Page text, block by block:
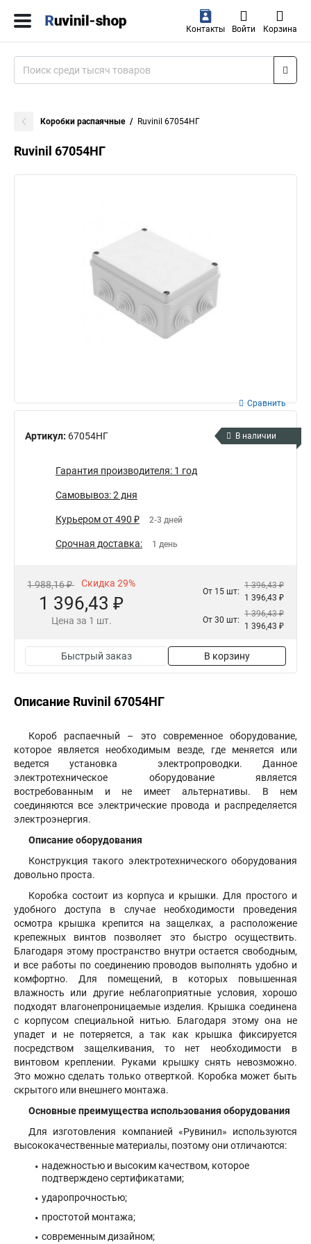
Контакты Войти Корзина
Коробки распаячные Ruvinil 67054НГ
Ruvinil 67054НГ
Артикул: 67054НГ
Сравнить
В наличии
Гарантия производителя: 1 год
Самовывоз: 2 дня
Курьером от 490 ₽ 2-3 дней
Срочная доставка: 1 день
1 988,16 ₽ Скидка 29%
1 396,43 ₽
Цена за 1 шт.
От 15 шт:
1 396,43 ₽
1 396,43 ₽
От 30 шт:
1 396,43 ₽
1 396,43 ₽
Быстрый заказ В корзину
Описание Ruvinil 67054НГ
Короб распаечный – это современное оборудование,
которое является необходимым везде, где меняется или
ведется установка электропроводки. Данное
электротехническое оборудование является
востребованным и не имеет альтернативы. В нем
соединяются все электрические провода и распределяется
электроэнергия.
Описание оборудования
Конструкция такого электротехнического оборудования
довольно проста.
Коробка состоит из корпуса и крышки. Для простого и
удобного доступа в случае необходимости проведения
осмотра крышка крепится на защелках, а расположение
крепежных винтов позволяет это быстро осуществить.
Благодаря этому пространство внутри остается свободным,
и все работы по соединению проводов выполнять удобно и
комфортно. Для помещений, в которых повышенная
влажность или другие неблагоприятные условия, хорошо
подходят влагонепроницаемые изделия. Крышка соединена
с корпусом специальной нитью. Благодаря этому она не
упадет и не потеряется, а так как крышка фиксируется
посредством защелкивания, то нет необходимости в
винтовом креплении. Руками крышку снять невозможно.
Это можно сделать только отверткой. Коробка может быть
скрытого или внешнего монтажа.
Основные преимущества использования оборудования
Для изготовления компанией «Рувинил» используются
высококачественные материалы, поэтому они отличаются:
надежностью и высоким качеством, которое
подтверждено сертификатами;
ударопрочностью;
простотой монтажа;
современным дизайном;